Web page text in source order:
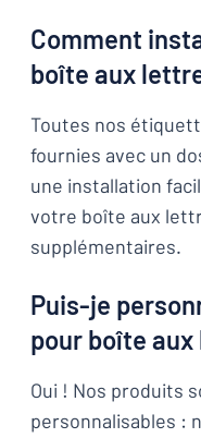
Comment
boîte aux
Toutes nos
fournies avec un
une installation
votre boîte aux
supplémentaires.
Puis-je
pour boîte
Oui ! Nos produits
personnalisables :